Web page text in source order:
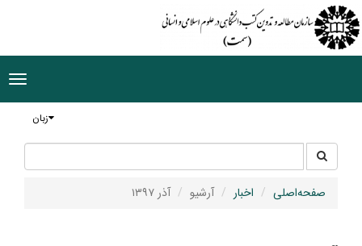
زبان
جستجو
در
سایت
صفحه‌اصلی اخبار آرشیو آذر ۱۳۹۷